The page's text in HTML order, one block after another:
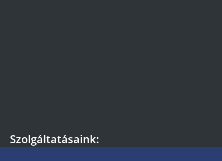
Szolgáltatásaink: